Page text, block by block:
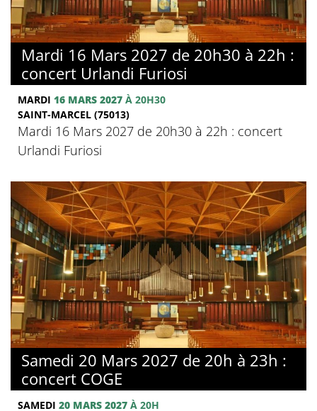
Mardi 16 Mars 2027 de 20h30 à 22h :
concert Urlandi Furiosi
MARDI 16 MARS 2027 À 20H30
SAINT-MARCEL (75013)
Mardi 16 Mars 2027 de 20h30 à 22h : concert
Urlandi Furiosi
Samedi 20 Mars 2027 de 20h à 23h :
concert COGE
SAMEDI 20 MARS 2027 À 20H